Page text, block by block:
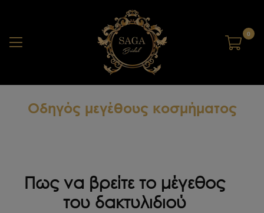
0
Οδηγός μεγέθους κοσμήματος
Πως να βρείτε το μέγεθος
του δακτυλιδιού